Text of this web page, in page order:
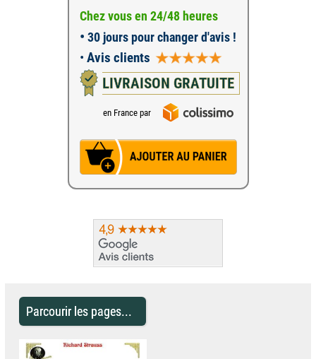
Chez vous en 24/48 heures
• 30 jours pour changer d'avis !
• Avis clients
LIVRAISON GRATUITE
en France par
Parcourir les pages...